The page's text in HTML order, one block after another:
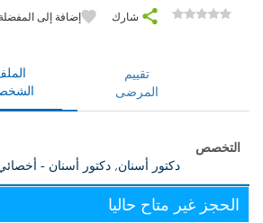
شارك إضافة إلى المفضلة
تقييم
المرضى
التخصص
دكتور أسنان, دكتور أسنان - أخصائي
الحجز غير متاح حاليا